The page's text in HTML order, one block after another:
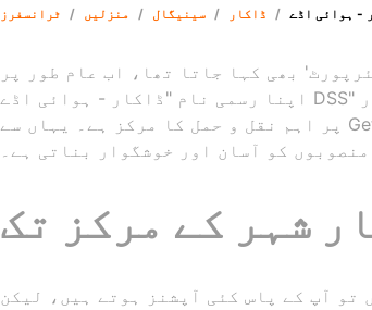
ٹرانسفرز / منزلیں / سینیگال / ڈاکار /
بھی کہا جاتا تھا، اب عام طور پر
اپنا رسمی نام "ڈاکار - ہوائی اڈے DSS" کے نام سے جانا جاتا ہے۔ یہ ہوائی اڈہ سینگل ملک کے دارالحکومت کے طور
پر اہم نقل و حمل کا مرکز ہے۔ یہاں سے GetTransfer.com کے ذریعے آرام دہ، قابل اعتماد اور معیاری نقل و حمل کی
کو آسان اور خوشگوار بناتی ہے۔
شہر کے مرکز تک
تو آپ کے پاس کئی آپشنز ہوتے ہیں، لیکن